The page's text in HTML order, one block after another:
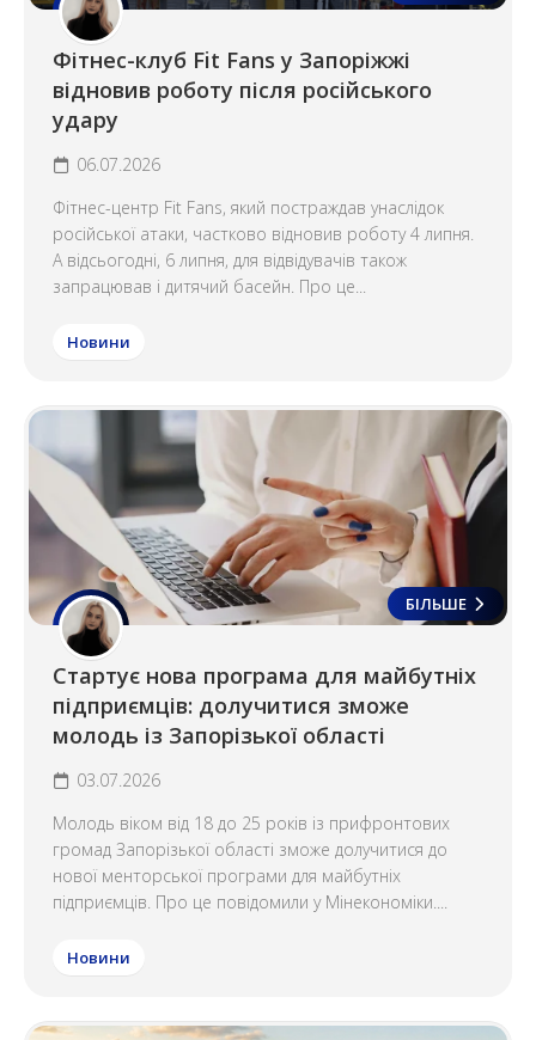
Фітнес-клуб Fit Fans у Запоріжжі
відновив роботу після російського
удару
06.07.2026
Фітнес-центр Fit Fans, який постраждав унаслідок
російської атаки, частково відновив роботу 4 липня.
А відсьогодні, 6 липня, для відвідувачів також
запрацював і дитячий басейн. Про це...
Новини
БІЛЬШЕ
Стартує нова програма для майбутніх
підприємців: долучитися зможе
молодь із Запорізької області
03.07.2026
Молодь віком від 18 до 25 років із прифронтових
громад Запорізької області зможе долучитися до
нової менторської програми для майбутніх
підприємців. Про це повідомили у Мінекономіки....
Новини